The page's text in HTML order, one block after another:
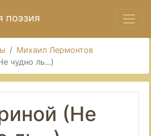
поэзия
Михаил Лермонтов
чудно ль...)
(Не